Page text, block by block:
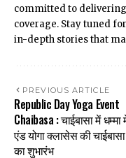
committed to
coverage. Stay tuned
in-depth stories that
PREVIOUS ARTICLE
Republic Day Yoga Event
Chaibasa : चाईबासा में
एंड योगा क्लासेस की
का शुभारंभ